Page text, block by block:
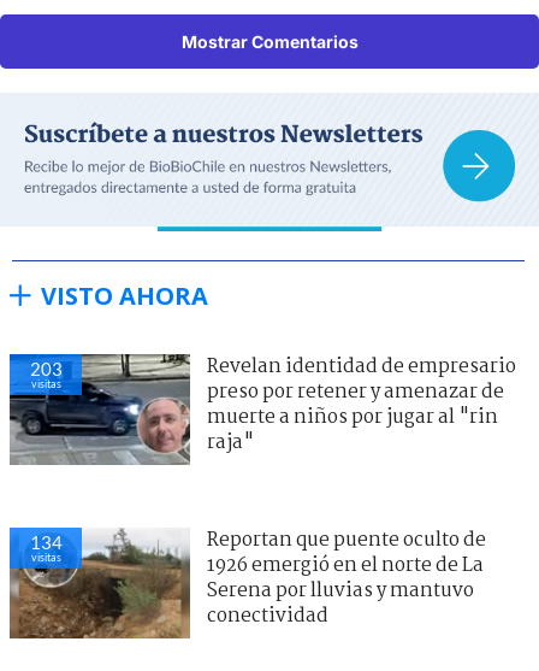
Mostrar Comentarios
VISTO AHORA
203
visitas
Revelan identidad de empresario
preso por retener y amenazar de
muerte a niños por jugar al "rin
raja"
134
visitas
Reportan que puente oculto de
1926 emergió en el norte de La
Serena por lluvias y mantuvo
conectividad